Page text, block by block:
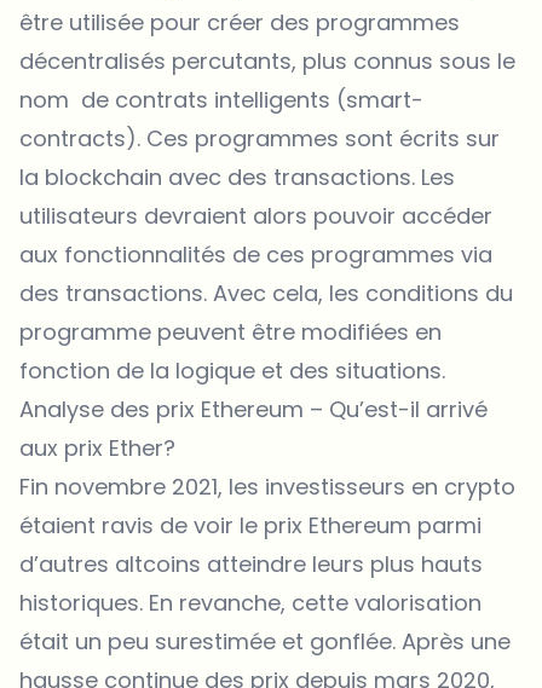
être utilisée pour créer des programmes
décentralisés percutants, plus connus sous le
nom de contrats intelligents (smart-
contracts). Ces programmes sont écrits sur
la blockchain avec des transactions. Les
utilisateurs devraient alors pouvoir accéder
aux fonctionnalités de ces programmes via
des transactions. Avec cela, les conditions du
programme peuvent être modifiées en
fonction de la logique et des situations.
Analyse des prix Ethereum – Qu’est-il arrivé
aux prix Ether?
Fin novembre 2021, les investisseurs en crypto
étaient ravis de voir le prix Ethereum parmi
d’autres altcoins atteindre leurs plus hauts
historiques. En revanche, cette valorisation
était un peu surestimée et gonflée. Après une
hausse continue des prix depuis mars 2020,